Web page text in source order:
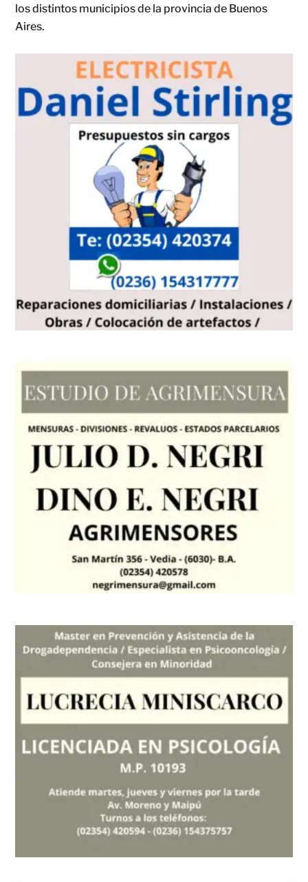
los distintos municipios de la provincia de Buenos
Aires.